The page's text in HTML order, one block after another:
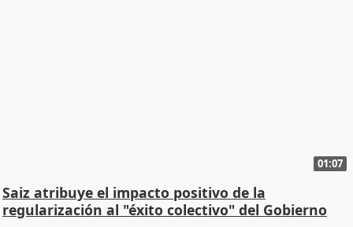
01:07
Saiz atribuye el impacto positivo de la
regularización al "éxito colectivo" del Gobierno